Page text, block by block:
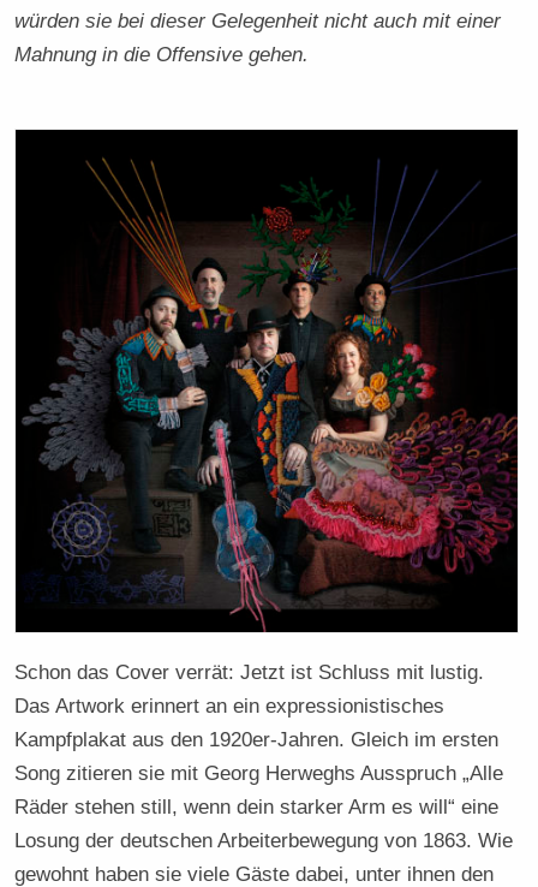
würden sie bei dieser Gelegenheit nicht auch mit einer
Mahnung in die Offensive gehen.
Schon das Cover verrät: Jetzt ist Schluss mit lustig.
Das Artwork erinnert an ein expressionistisches
Kampfplakat aus den 1920er-Jahren. Gleich im ersten
Song zitieren sie mit Georg Herweghs Ausspruch „Alle
Räder stehen still, wenn dein starker Arm es will“ eine
Losung der deutschen Arbeiterbewegung von 1863. Wie
gewohnt haben sie viele Gäste dabei, unter ihnen den